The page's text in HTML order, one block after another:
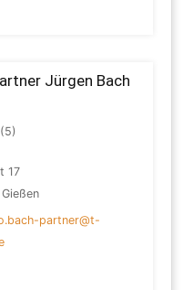
Jürgen Bach
(5)
17
partner@t-